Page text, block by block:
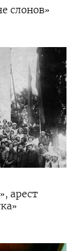
слонов»
арест